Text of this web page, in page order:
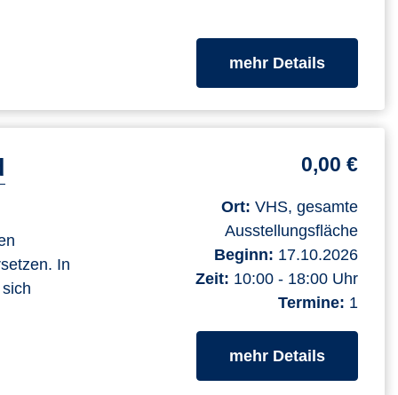
mehr Detailszum
In
0,00 €
Ort: VHS, gesamte
Ausstellungsfläche
Beginn: 17.10.2026
Zeit: 10:00 - 18:00 Uhr
Termine: 1
mehr Detailszum